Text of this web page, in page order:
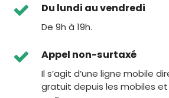
Du lundi au vendredi
De 9h à 19h.
Appel non-surtaxé
Il s’agit d’une ligne mobile
gratuit depuis les mobiles